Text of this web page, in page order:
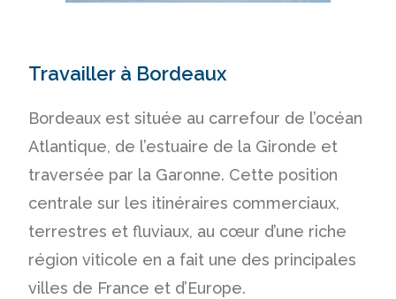
Travailler à Bordeaux
Bordeaux est située au carrefour de l’océan
Atlantique, de l’estuaire de la Gironde et
traversée par la Garonne. Cette position
centrale sur les itinéraires commerciaux,
terrestres et fluviaux, au cœur d’une riche
région viticole en a fait une des principales
villes de France et d’Europe.